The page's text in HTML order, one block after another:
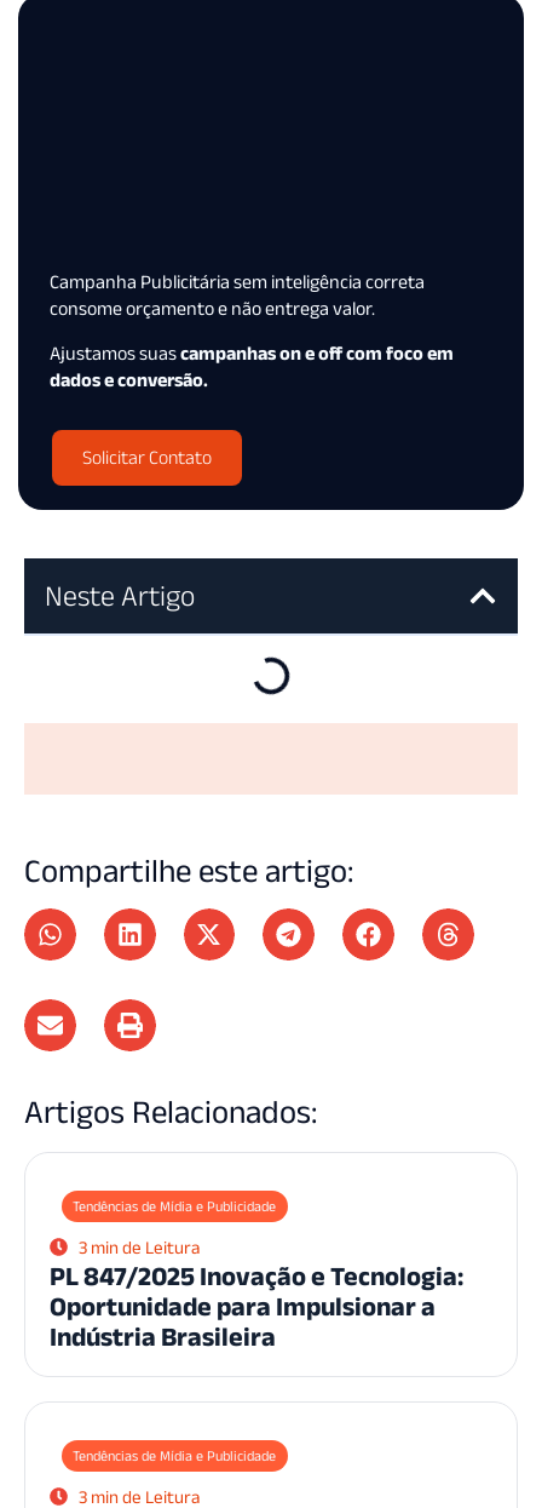
Campanha Publicitária sem inteligência correta
consome orçamento e não entrega valor.
Ajustamos suascampanhas on e off com foco em
dados e conversão.
Solicitar Contato
Neste Artigo
Compartilhe este artigo:
Artigos Relacionados:
Tendências de Mídia e Publicidade
3 min de Leitura
PL 847/2025 Inovação e Tecnologia:
Oportunidade para Impulsionar a
Indústria Brasileira
Tendências de Mídia e Publicidade
3 min de Leitura